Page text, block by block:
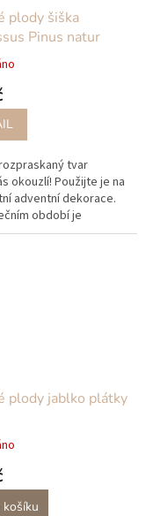
plody šiška
Pinus natur
tvar
okouzlí! Použijte je na
adventní dekorace.
období je
do zimních mrazivých
plody jablko plátky
košíku